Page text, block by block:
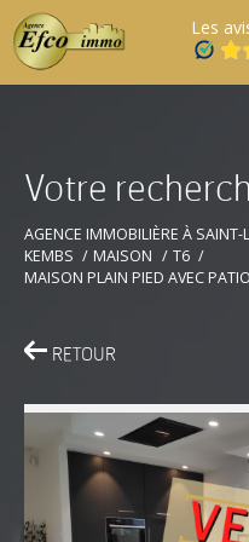
Les
Votre recherch
AGENCE IMMOBILIÈRE À SAINT-
KEMBS
MAISON
T6
MAISON PLAIN PIED AVEC
RETOUR
Effectuer une
et trouver le bien
critères
d'offre
Vente
bien
Type de bien
Localisation
Localisation